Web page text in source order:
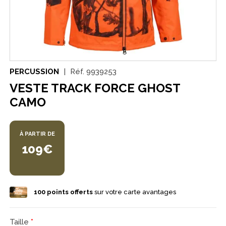
PERCUSSION Réf. 9939253
VESTE TRACK FORCE GHOST
CAMO
À PARTIR DE
109€
100points offertssur votre carte avantages
Taille